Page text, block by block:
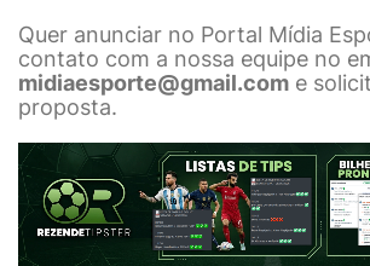
Quer anunciar no Portal Mídia
contato com a nossa equipe no
midiaesporte@gmail.com e
proposta.